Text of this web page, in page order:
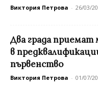
Виктория Петрова - 26/03/
Два града
в
първенство
Виктория Петрова - 01/07/